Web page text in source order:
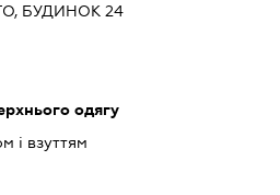
БУДИНОК 24
одягу
і взуттям